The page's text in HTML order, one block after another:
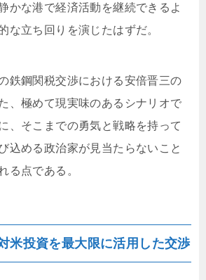
かな港で経済活動を継続できるよ
な立ち回りを演じたはずだ。
鉄鋼関税交渉における安倍晋三の
、極めて現実味のあるシナリオで
、そこまでの勇気と戦略を持って
込める政治家が見当たらないこと
る点である。
米投資を最大限に活用した交渉